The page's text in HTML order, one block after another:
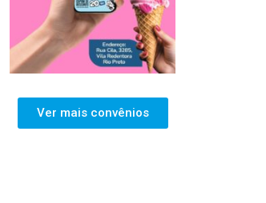
Ver mais convênios